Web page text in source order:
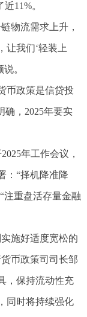
11%。
物流需求上升，
让我们‘轻装上
。
政策是信贷投
确，2025年要实
年工作会议，
：“择机降准降
注重盘活存量金融
施好适度宽松的
币政策司司长邹
，保持流动性充
同时将持续强化